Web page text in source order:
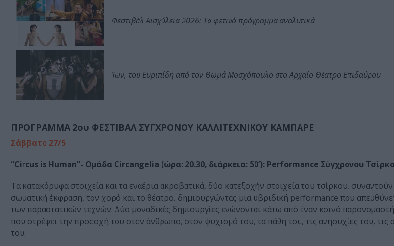
Φεστιβάλ Αισχύλεια 2026: Το φετινό πρόγραμμα αναλυτικά
Ίων, του Ευριπίδη από τον Θωμά Μοσχόπουλο στο Αρχαίο Θέατρο Επιδαύρου
ΠΡΟΓΡΑΜΜΑ 2ου ΦΕΣΤΙΒΑΛ ΣΥΓΧΡΟΝΟΥ ΚΑΛΛΙΤΕΧΝΙΚΟΥ ΚΑΜΠΑΡΕ
Σάββατο 27/5
“Circus is Human”- Ομάδα Circangelia (ώρα: 20.30, διάρκεια: 50’): Performance Σύγχρονου
Τα κατακόρυφα στοιχεία και τα εναέρια ακροβατικά, δύο κατεξοχήν στοιχεία του τσίρκου,
σωματική έκφραση, τον χορό και το θέατρο, δημιουργώντας μια υβριδική performance που
των παραστατικών τεχνών. Δύο μοναδικές δημιουργίες ενώνονται κάτω από έναν κοινό
που στρέφει την προσοχή του στον άνθρωπο, στον ψυχισμό του, τα πάθη του, τις ανησυχίες του, τις
του.